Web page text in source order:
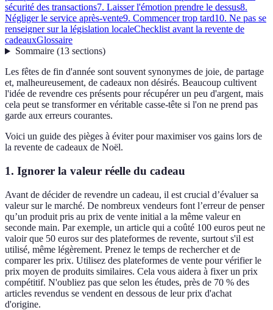
sécurité des transactions7. Laisser l'émotion prendre le dessus8.
Négliger le service après-vente9. Commencer trop tard10. Ne pas se
renseigner sur la législation localeChecklist avant la revente de
cadeauxGlossaire
Sommaire(13 sections)
Les fêtes de fin d'année sont souvent synonymes de joie, de partage
et, malheureusement, de cadeaux non désirés. Beaucoup cultivent
l'idée de revendre ces présents pour récupérer un peu d'argent, mais
cela peut se transformer en véritable casse-tête si l'on ne prend pas
garde aux erreurs courantes.
Voici un guide des pièges à éviter pour maximiser vos gains lors de
la revente de cadeaux de Noël.
1. Ignorer la valeur réelle du cadeau
Avant de décider de revendre un cadeau, il est crucial d’évaluer sa
valeur sur le marché. De nombreux vendeurs font l’erreur de penser
qu’un produit pris au prix de vente initial a la même valeur en
seconde main. Par exemple, un article qui a coûté 100 euros peut ne
valoir que 50 euros sur des plateformes de revente, surtout s'il est
utilisé, même légèrement. Prenez le temps de rechercher et de
comparer les prix. Utilisez des plateformes de vente pour vérifier le
prix moyen de produits similaires. Cela vous aidera à fixer un prix
compétitif. N'oubliez pas que selon les études, près de 70 % des
articles revendus se vendent en dessous de leur prix d'achat
d'origine.